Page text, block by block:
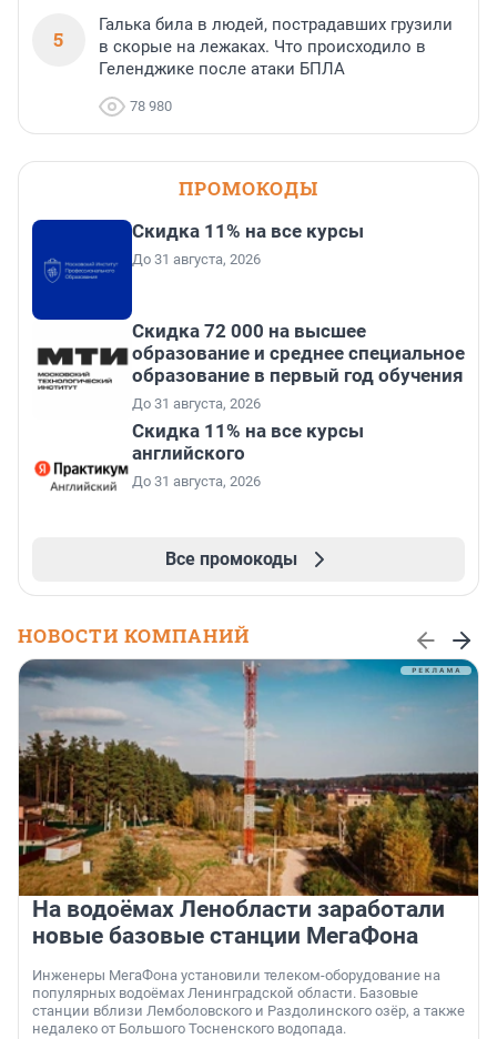
5
Галька била в людей, пострадавших грузили
в скорые на лежаках. Что происходило в
Геленджике после атаки БПЛА
78 980
ПРОМОКОДЫ
Скидка 11% на все курсы
До 31 августа, 2026
Скидка 72 000 на высшее
образование и среднее специальное
образование в первый год обучения
До 31 августа, 2026
Скидка 11% на все курсы
английского
До 31 августа, 2026
Все промокоды
НОВОСТИ КОМПАНИЙ
На водоёмах Ленобласти заработали
новые базовые станции МегаФона
Инженеры МегаФона установили телеком-оборудование на
популярных водоёмах Ленинградской области. Базовые
станции вблизи Лемболовского и Раздолинского озёр, а также
недалеко от Большого Тосненского водопада.